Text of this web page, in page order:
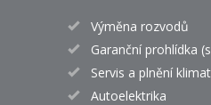
Výměna rozvodů
Garanční prohlídka
Servis a plnění
Autoelektrika